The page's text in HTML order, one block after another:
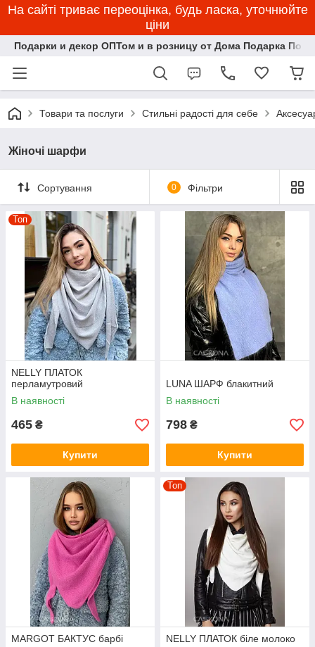
На сайті триває переоцінка, будь ласка, уточнюйте
ціни
Подарки и декор ОПТом и в розницу от Дома Подарка
Товари та послуги Стильні радості для себе
Жіночі шарфи
Сортування 0 Фільтри
Топ
NELLY ПЛАТОК
перламутровий
В наявності
465 ₴
Купити
LUNA ШАРФ блакитний
В наявності
798 ₴
Купити
MARGOT БАКТУС барбі
Топ
NELLY ПЛАТОК біле молоко